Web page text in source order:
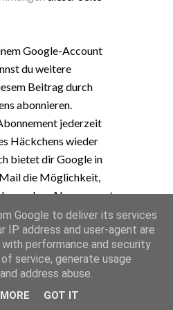
Google-Account
du weitere
Beitrag durch
abonnieren.
jederzeit
Häckchens wieder
bietet dir Google in
die Möglichkeit,
von dem Abonnement
dieses Blogs
posten.
Google to deliver its services
IP address and user-agent are
performance and security
service, generate usage
address abuse.
GOT IT